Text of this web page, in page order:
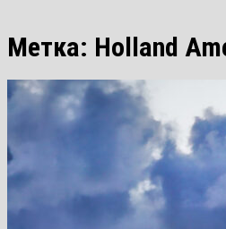
Метка: Holland